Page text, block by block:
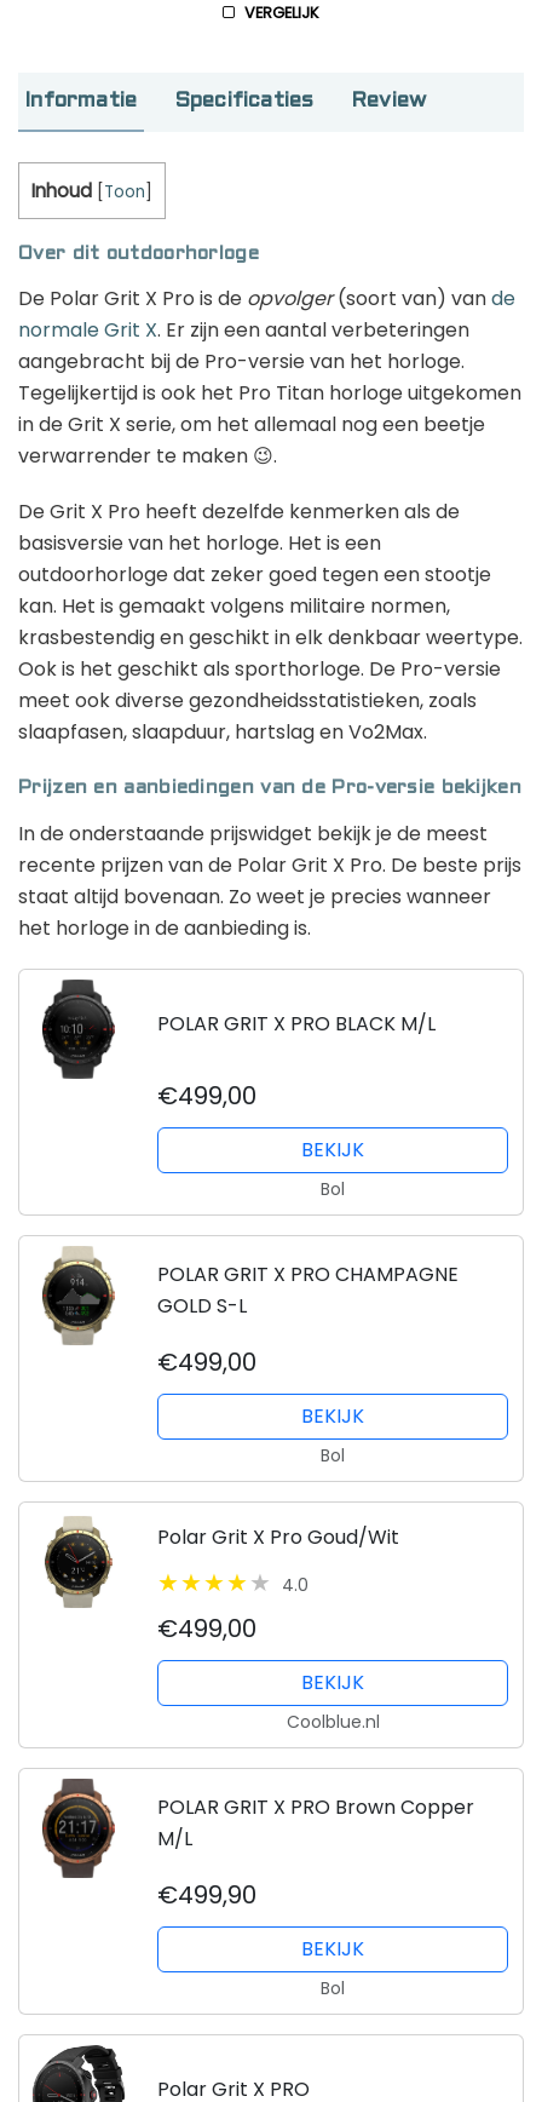
VERGELIJK
Informatie Specificaties Review
Inhoud Toon
Over dit outdoorhorloge
De Polar Grit X Pro is de opvolger(soort van) vande
normale Grit X. Er zijn een aantal verbeteringen
aangebracht bij de Pro-versie van het horloge.
Tegelijkertijd is ook het Pro Titan horloge uitgekomen
in de Grit X serie, om het allemaal nog een beetje
verwarrender te maken 😉.
De Grit X Pro heeft dezelfde kenmerken als de
basisversie van het horloge. Het is een
outdoorhorloge dat zeker goed tegen een stootje
kan. Het is gemaakt volgens militaire normen,
krasbestendig en geschikt in elk denkbaar weertype.
Ook is het geschikt als sporthorloge. De Pro-versie
meet ook diverse gezondheidsstatistieken, zoals
slaapfasen, slaapduur, hartslag en Vo2Max.
Prijzen en aanbiedingen van de Pro-versie bekijken
In de onderstaande prijswidget bekijk je de meest
recente prijzen van de Polar Grit X Pro. De beste prijs
staat altijd bovenaan. Zo weet je precies wanneer
het horloge in de aanbieding is.
POLAR GRIT X PRO BLACK M/L
€499,00
BEKIJK
Bol
POLAR GRIT X PRO CHAMPAGNE
GOLD S-L
€499,00
BEKIJK
Bol
Polar Grit X Pro Goud/Wit
4.0
€499,00
BEKIJK
Coolblue.nl
POLAR GRIT X PRO Brown Copper
M/L
€499,90
BEKIJK
Bol
Polar Grit X PRO
Hardloop app laten maken voor jouw vereniging
Deze 5 coole dingen kun je doen met
een smartwatch!
Smartwatch casino’s en gok apps: alles
wat je moet weten